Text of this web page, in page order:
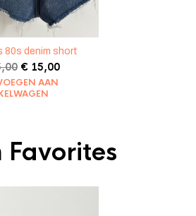
80s denim short
Oorspronkelijke
prijs
was:
€15,00Huidige
AAN
Favorites